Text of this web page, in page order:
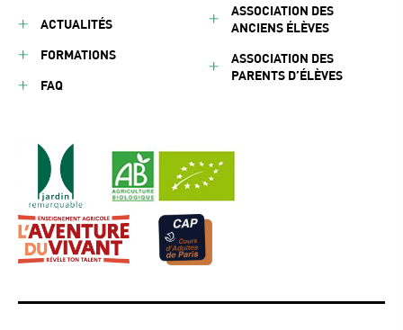
ACTUALITÉS
FORMATIONS
FAQ
ASSOCIATION DES
ANCIENS ÉLÈVES
ASSOCIATION DES
PARENTS D’ÉLÈVES